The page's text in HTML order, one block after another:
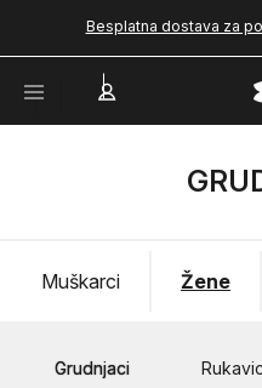
Besplatna dostava za
Žene
Muškarci
Grudnjaci